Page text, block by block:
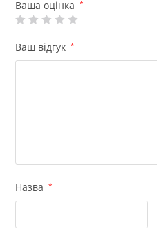
Ваша оцінка *
Ваш відгук *
Назва *